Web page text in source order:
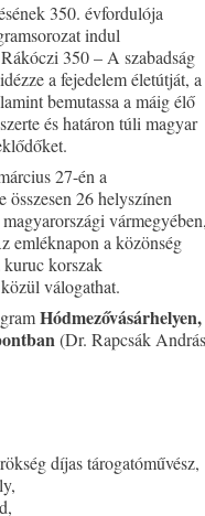
350. évfordulója
indul
350 – A szabadság
a fejedelem életútját, a
bemutassa a máig élő
és határon túli magyar
27-én a
összesen 26 helyszínen
emléknapon a közönség
kuruc korszak
válogathat.
Hódmezővásárhelyen,
(Dr. Rapcsák András
díjas tárogatóművész,